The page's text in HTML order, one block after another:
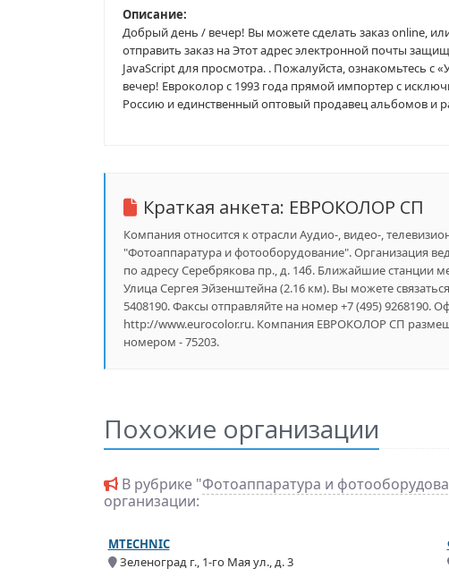
Описание:
Добрый день / вечер! Вы можете сделать заказ online,
отправить заказ на Этот адрес электронной почты
JavaScript для просмотра. . Пожалуйста, ознакомьтесь
вечер! Евроколор с 1993 года прямой импортер с
Россию и единственный оптовый продавец альбомов и
Краткая анкета: ЕВРОКОЛОР СП
Компания относится к отрасли Аудио-, видео-,
"Фотоаппаратура и фотооборудование". Организация
по адресу Серебрякова пр., д. 14б. Ближайшие станции
Улица Сергея Эйзенштейна (2.16 км). Вы можете
5408190. Факсы отправляйте на номер +7 (495) 9268190.
http://www.eurocolor.ru. Компания ЕВРОКОЛОР СП
номером - 75203.
Похожие организации
В рубрике "Фотоаппаратура и
организации:
MTECHNIC
Зеленоград г., 1-го Мая ул., д. 3